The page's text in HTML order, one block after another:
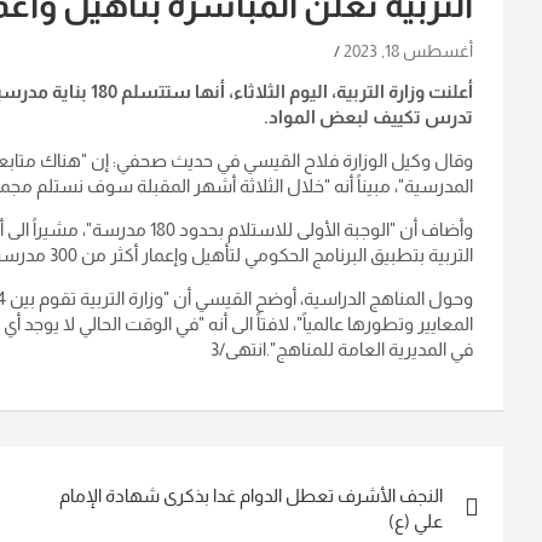
أغسطس 18, 2023
أعلنت وزارة
تدرس تكييف لبعض المواد.
وقال وكيل الوزارة فلاح القيسي في حديث صحفي: إن "هناك
المدرسية"، مبيناً أنه "خلال الثلاثة أشهر المقبلة سوف
وأضاف أن "الوجبة الأولى
التربية بتطبيق البرنامج الحكومي لتأهيل وإعمار أكثر من 300 مدرسة
المعايير وتطورها عالمياً"، لافتاً الى أنه "في الوقت الحالي لا
في المديرية العامة للمناهج".انتهى/3
المقالات
النجف الأشرف تعطل الدوام غدا بذكرى شهادة الإمام
علي (ع)